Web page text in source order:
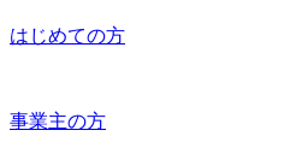
はじめての方
事業主の方